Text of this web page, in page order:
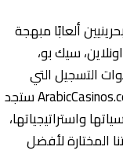
ألعابًا مبهجة
سيك بو،
التسجيل التي
أوضحناها، واكتشف الأكثر من ذلك! على ArabicCasinos.com ستجد
واستراتيجياتها،
المختارة لأفضل